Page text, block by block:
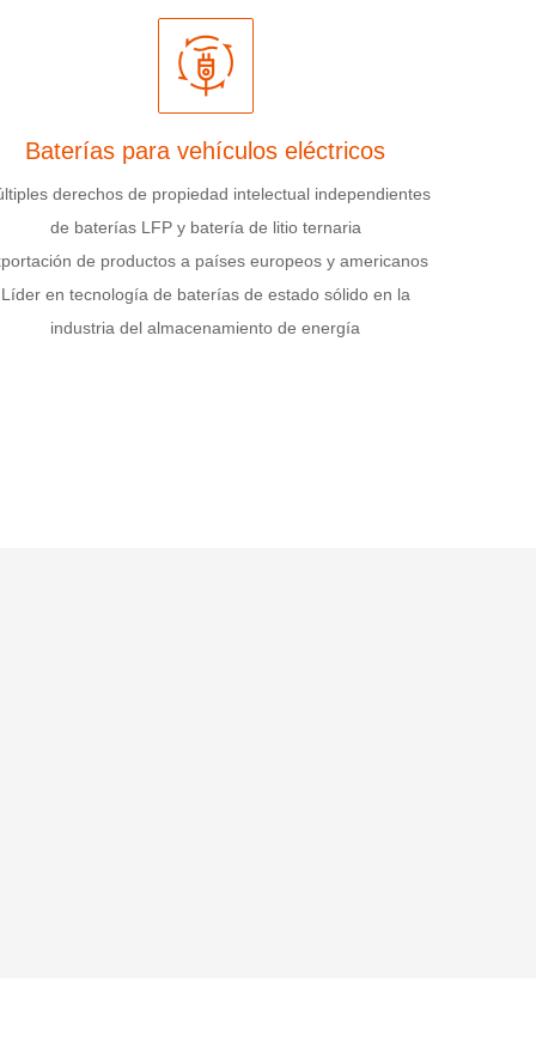
Baterías para vehículos eléctricos
derechos de propiedad intelectual independientes
de baterías LFP y batería de litio ternaria
de productos a países europeos y americanos
Líder en tecnología de baterías de estado sólido en la
industria del almacenamiento de energía